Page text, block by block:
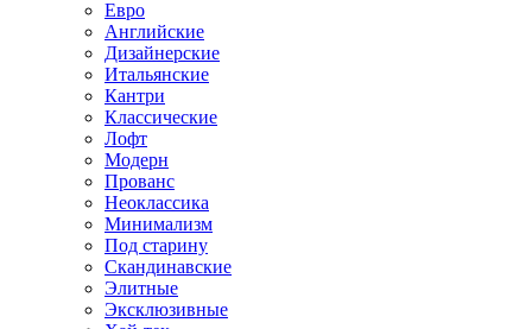
Евро
Английские
Дизайнерские
Итальянские
Кантри
Классические
Лофт
Модерн
Прованс
Неоклассика
Минимализм
Под старину
Скандинавские
Элитные
Эксклюзивные